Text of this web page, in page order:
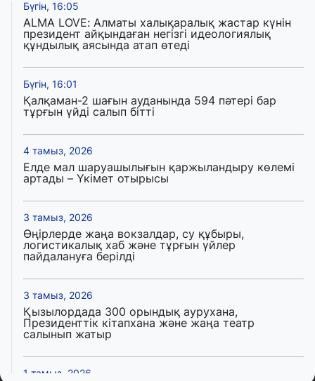
Бүгін, 16:05
ALMA LOVE: Алматы халықаралық жастар күнін
президент айқындаған негізгі идеологиялық
құндылық аясында атап өтеді
Бүгін, 16:01
Қалқаман-2 шағын ауданында 594 пәтері бар
тұрғын үйді салып бітті
4 тамыз, 2026
Елде мал шаруашылығын қаржыландыру көлемі
артады – Үкімет отырысы
3 тамыз, 2026
Өңірлерде жаңа вокзалдар, су құбыры,
логистикалық хаб және тұрғын үйлер
пайдалануға берілді
3 тамыз, 2026
Қызылордада 300 орындық аурухана,
Президенттік кітапхана және жаңа театр
салынып жатыр
1 тамыз, 2026